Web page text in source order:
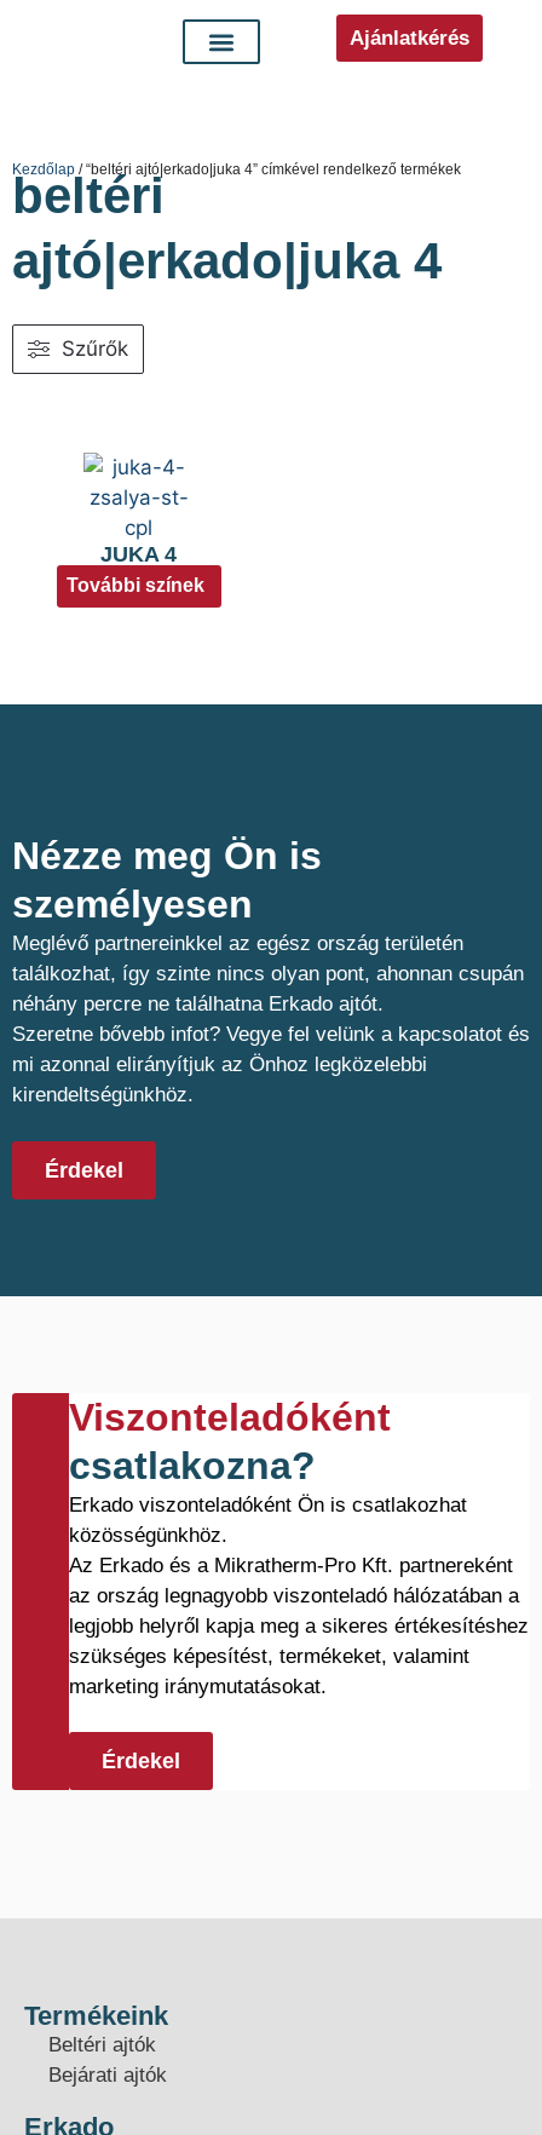
Ajánlatkérés
Kezdőlap / “beltéri ajtó|erkado|juka 4” címkével rendelkező termékek
beltéri
ajtó|erkado|juka 4
Szűrők
JUKA 4
További színek
Nézze meg Ön is
személyesen​
Meglévő partnereinkkel az egész ország területén
találkozhat, így szinte nincs olyan pont, ahonnan csupán
néhány percre ne találhatna Erkado ajtót.
Szeretne bővebb infot? Vegye fel velünk a kapcsolatot és
mi azonnal elirányítjuk az Önhoz legközelebbi
kirendeltségünkhöz.
Érdekel
Viszonteladóként
csatlakozna?
Erkado viszonteladóként Ön is csatlakozhat
közösségünkhöz.
Az Erkado és a Mikratherm-Pro Kft. partnereként
az ország legnagyobb viszonteladó hálózatában a
legjobb helyről kapja meg a sikeres értékesítéshez
szükséges képesítést, termékeket, valamint
marketing iránymutatásokat.
Érdekel
Termékeink
Beltéri ajtók
Bejárati ajtók
Erkado